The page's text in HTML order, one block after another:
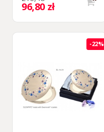
WYPRZEDAŻ
96,80 zł
-22%